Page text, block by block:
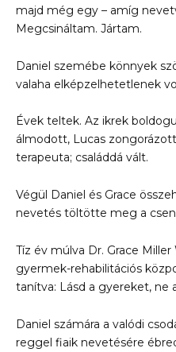
majd még egy – amíg
Megcsináltam. Jártam.
Daniel szemébe könnyek
valaha elképzelhetetlenek
Évek teltek. Az ikrek
álmodott, Lucas
terapeuta; családdá vált.
Végül Daniel és Grace
nevetés töltötte meg a
Tíz év múlva Dr. Grace
gyermek-rehabilitációs
tanítva: Lásd a gyereket, ne
Daniel számára a valódi
reggel fiaik nevetésére